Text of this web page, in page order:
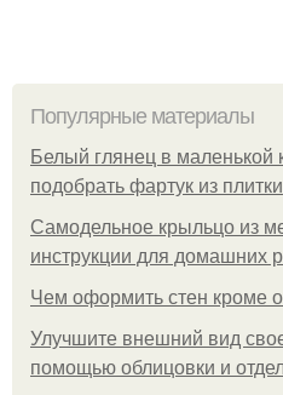
Популярные материалы
Белый глянец в маленькой
подобрать фартук из плитки
Самодельное крыльцо из
инструкции для домашних
Чем оформить стен кроме
Улучшите внешний вид
помощью облицовки и